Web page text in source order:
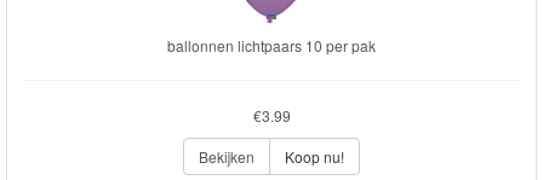
ballonnen lichtpaars 10 per pak
€3.99
Bekijken
Koop nu!